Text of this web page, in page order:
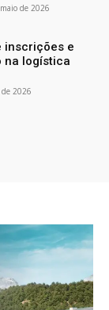
de 2026
inscrições e
na logística
2026